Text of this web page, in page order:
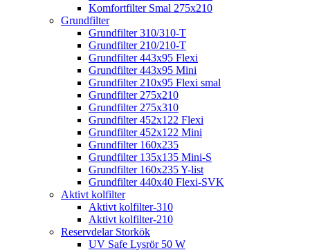
Komfortfilter Smal 275x210
Grundfilter
Grundfilter 310/310-T
Grundfilter 210/210-T
Grundfilter 443x95 Flexi
Grundfilter 443x95 Mini
Grundfilter 210x95 Flexi smal
Grundfilter 275x210
Grundfilter 275x310
Grundfilter 452x122 Flexi
Grundfilter 452x122 Mini
Grundfilter 160x235
Grundfilter 135x135 Mini-S
Grundfilter 160x235 Y-list
Grundfilter 440x40 Flexi-SVK
Aktivt kolfilter
Aktivt kolfilter-310
Aktivt kolfilter-210
Reservdelar Storkök
UV Safe Lysrör 50 W